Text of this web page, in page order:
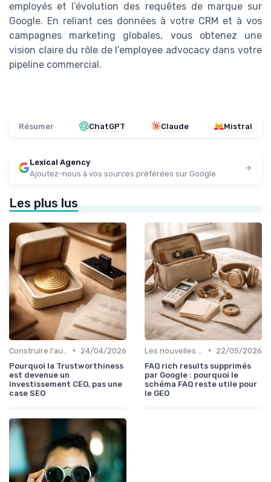
employés et l’évolution des requêtes de marque sur
Google. En reliant ces données à votre CRM et à vos
campagnes marketing globales, vous obtenez une
vision claire du rôle de l’employee advocacy dans votre
pipeline commercial.
Résumer ChatGPT Claude Mistral
Lexical Agency
Ajoutez-nous à vos sources préférées sur Google
Les plus lus
•
24/04/2026
Pourquoi la Trustworthiness
est devenue un
investissement CEO, pas une
case SEO
•
22/05/2026
FAQ rich results supprimés
par Google : pourquoi le
schéma FAQ reste utile pour
le GEO